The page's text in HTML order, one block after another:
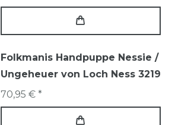
Folkmanis Handpuppe Nessie /
Ungeheuer von Loch Ness 3219
70,95 € *